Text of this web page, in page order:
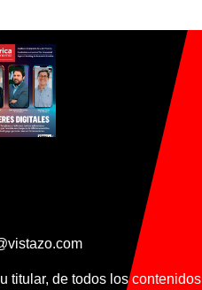
titular, de todos los contenidos